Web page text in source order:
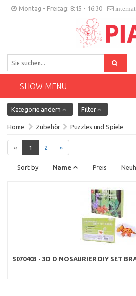
Montag - Freitag: 8:15 - 16:30
DE
SHOW MENU
Kategorie ändern Filter
Home Zubehör Puzzles und Spiele
« 1 2 »
Sort by Name Preis
5070403 - 3D DINOSAURIER DIY SET